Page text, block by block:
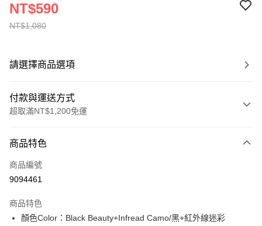
NT$1,080
NT$590
請選擇商品選項
付款與運送方式
超取滿NT$1,200免運
信用卡一次付款
信用卡分期付款
合作金庫商業銀行
華南商業銀行
彰化商業銀行
超商取貨付款
商品特色
商品編號
9094461
商品特色
顏色Color：Black Beauty+Infread Camo/黑+紅外線迷彩